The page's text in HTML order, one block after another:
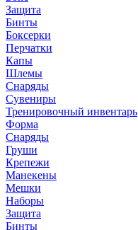
Защита
Бинты
Боксерки
Перчатки
Капы
Шлемы
Снаряды
Сувениры
Тренировочный инвентарь
Форма
Снаряды
Груши
Крепежи
Манекены
Мешки
Наборы
Защита
Бинты